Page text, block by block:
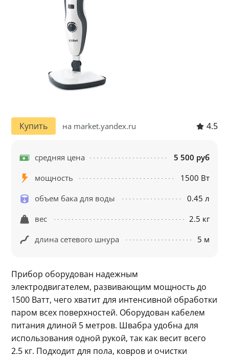
Купить на market.yandex.ru 4.5
средняя цена
5 500 руб
мощность
1500 Вт
объем бака для воды
0.45 л
вес
2.5 кг
длина сетевого шнура
5 м
Прибор оборудован надежным
электродвигателем, развивающим мощность до
1500 Ватт, чего хватит для интенсивной обработки
паром всех поверхностей. Оборудован кабелем
питания длиной 5 метров. Швабра удобна для
использования одной рукой, так как весит всего
2.5 кг. Подходит для пола, ковров и очистки